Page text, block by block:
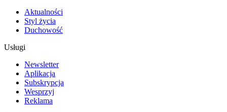
Aktualności
Styl życia
Duchowość
Usługi
Newsletter
Aplikacja
Subskrypcja
Wesprzyj
Reklama